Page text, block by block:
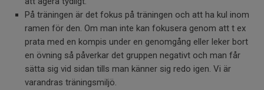
På träningen är det fokus på träningen och att ha kul inom
ramen för den. Om man inte kan fokusera genom att t ex
prata med en kompis under en genomgång eller leker bort
en övning så påverkar det gruppen negativt och man får
sätta sig vid sidan tills man känner sig redo igen. Vi är
varandras träningsmiljö.